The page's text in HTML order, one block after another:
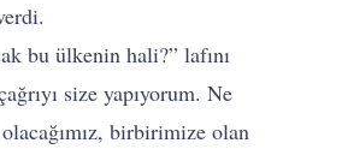
bu ülkenin hali?” lafını
size yapıyorum. Ne
olacağımız, birbirimize olan